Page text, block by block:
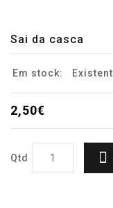
Sai da casca
Em stock:
2,50€
Qtd